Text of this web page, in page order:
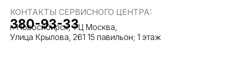
КОНТАКТЫ СЕРВИСНОГО ЦЕНТРА:
г. Новосибирск, ТЦ Москва,
Улица Крылова, 261 15 павильон; 1 этаж
380-93-33